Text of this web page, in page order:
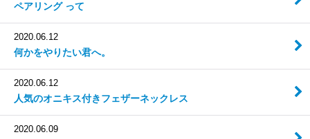
ペアリング って
2020.06.12
何かをやりたい君へ。
2020.06.12
人気のオニキス付きフェザーネックレス
2020.06.09